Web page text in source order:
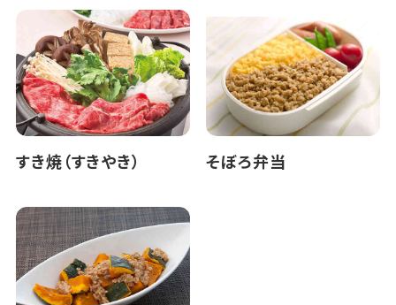
すき焼（すきやき） そぼろ弁当